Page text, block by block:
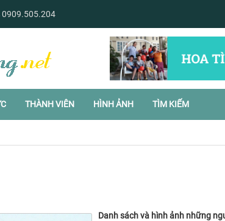
0909.505.204
THÀNH VIÊN HÌNH ẢNH TÌM KIẾM
Danh sách và hình ảnh những